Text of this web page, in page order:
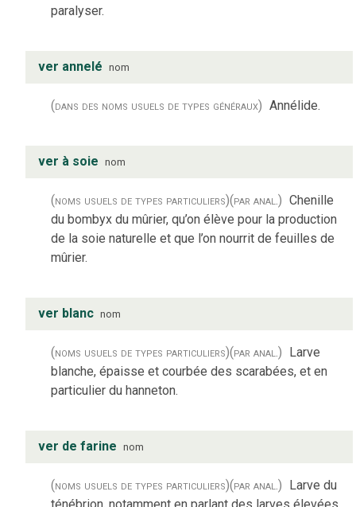
paralyser.
ver annelé nom
(dans des noms usuels de types généraux) Annélide.
ver à soie nom
(noms usuels de types particuliers)(par anal.) Chenille
du bombyx du mûrier, qu’on élève pour la production
de la soie naturelle et que l’on nourrit de feuilles de
mûrier.
ver blanc nom
(noms usuels de types particuliers)(par anal.) Larve
blanche, épaisse et courbée des scarabées, et en
particulier du hanneton.
ver de farine nom
(noms usuels de types particuliers)(par anal.) Larve du